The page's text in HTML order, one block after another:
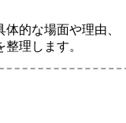
的な場面や理由、
理します。